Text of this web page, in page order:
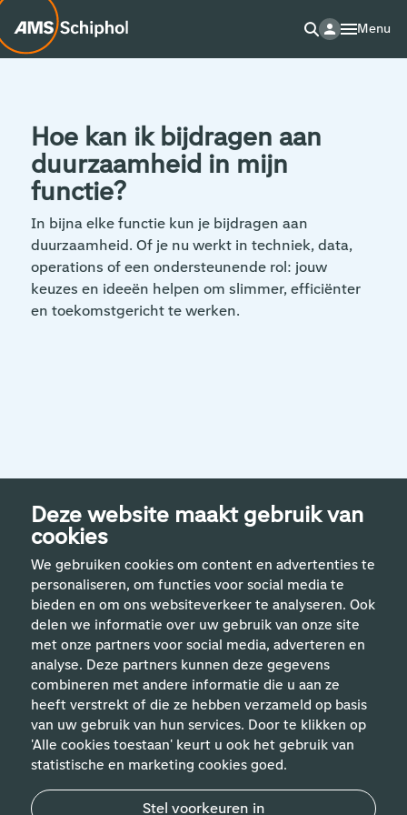
Deze website maakt gebruik van
cookies
We gebruiken cookies om content en advertenties te
personaliseren, om functies voor social media te
bieden en om ons websiteverkeer te analyseren. Ook
delen we informatie over uw gebruik van onze site
met onze partners voor social media, adverteren en
analyse. Deze partners kunnen deze gegevens
combineren met andere informatie die u aan ze
heeft verstrekt of die ze hebben verzameld op basis
van uw gebruik van hun services. Door te klikken op
'Alle cookies toestaan' keurt u ook het gebruik van
statistische en marketing cookies goed.
Stel voorkeuren in
Menu
Hoe kan ik bijdragen aan
duurzaamheid in mijn
functie?
In bijna elke functie kun je bijdragen aan
duurzaamheid. Of je nu werkt in techniek, data,
operations of een ondersteunende rol: jouw
keuzes en ideeën helpen om slimmer, efficiënter
en toekomstgericht te werken.
Handige links
Vakgebieden
Contact